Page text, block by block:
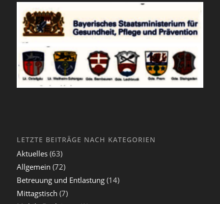
LETZTE BEITRÄGE NACH KATEGORIEN
Aktuelles(63)
Allgemein (72)
Betreuung und Entlastung(14)
Mittagstisch (7)